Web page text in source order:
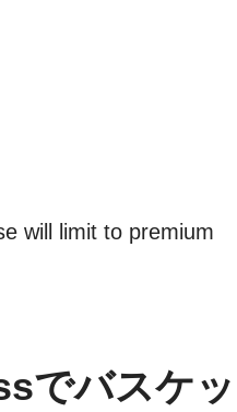
will limit to premium
でバスケッ